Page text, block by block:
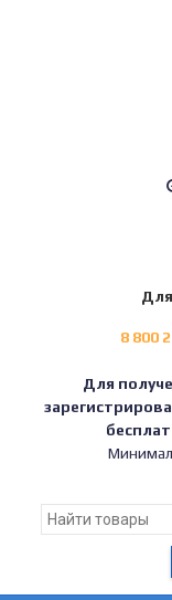
8 800
Для